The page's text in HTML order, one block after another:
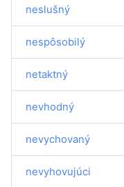
neslušný
nespôsobilý
netaktný
nevhodný
nevychovaný
nevyhovujúci